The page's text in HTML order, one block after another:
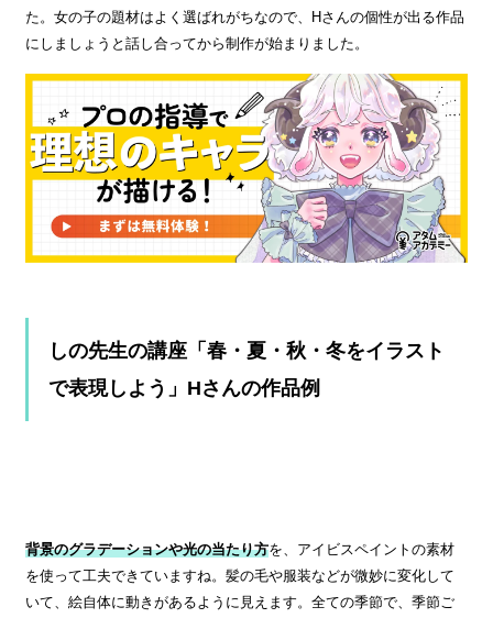
た。女の子の題材はよく選ばれがちなので、Hさんの個性が出る作品
にしましょうと話し合ってから制作が始まりました。
しの先生の講座「春・夏・秋・冬をイラスト
で表現しよう」Hさんの作品例
背景のグラデーションや光の当たり方を、アイビスペイントの素材
を使って工夫できていますね。髪の毛や服装などが微妙に変化して
いて、絵自体に動きがあるように見えます。全ての季節で、季節ご